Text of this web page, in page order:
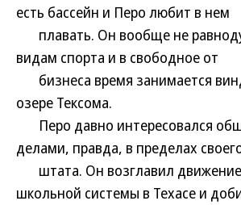
есть бассейн и Перо любит в нем
плавать. Он вообще не
видам спорта и в свободное от
бизнеса время занимается
озере Тексома.
Перо давно интересовался
делами, правда, в пределах
штата. Он возглавил
школьной системы в Техасе и